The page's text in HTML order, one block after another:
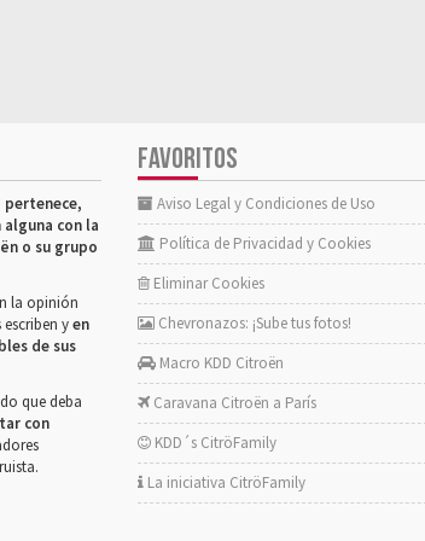
pertenece,
con la
o su grupo
la opinión
yen
de sus
que deba
con
FAVORITOS
Aviso Legal y Condiciones de Uso
Política de Privacidad y Cookies
Eliminar Cookies
Chevronazos: ¡Sube tus fotos!
Macro KDD Citroën
Caravana Citroën a París
KDD´s CitröFamily
La iniciativa CitröFamily